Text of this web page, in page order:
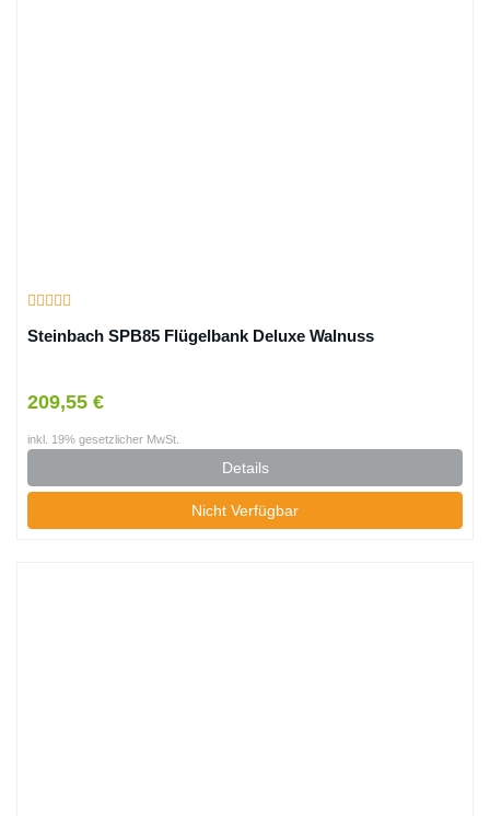
Steinbach SPB85 Flügelbank Deluxe Walnuss
209,55 €
inkl. 19% gesetzlicher MwSt.
Details
Nicht Verfügbar